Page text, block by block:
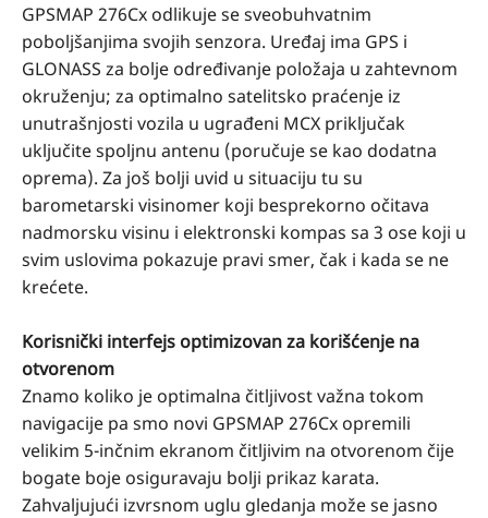
GPSMAP 276Cx odlikuje se sveobuhvatnim
poboljšanjima svojih senzora. Uređaj ima GPS i
GLONASS za bolje određivanje položaja u zahtevnom
okruženju; za optimalno satelitsko praćenje iz
unutrašnjosti vozila u ugrađeni MCX priključak
uključite spoljnu antenu (poručuje se kao dodatna
oprema). Za još bolji uvid u situaciju tu su
barometarski visinomer koji besprekorno očitava
nadmorsku visinu i elektronski kompas sa 3 ose koji u
svim uslovima pokazuje pravi smer, čak i kada se ne
krećete.
Korisnički interfejs optimizovan za korišćenje na
otvorenom
Znamo koliko je optimalna čitljivost važna tokom
navigacije pa smo novi GPSMAP 276Cx opremili
velikim 5-inčnim ekranom čitljivim na otvorenom čije
bogate boje osiguravaju bolji prikaz karata.
Zahvaljujući izvrsnom uglu gledanja može se jasno